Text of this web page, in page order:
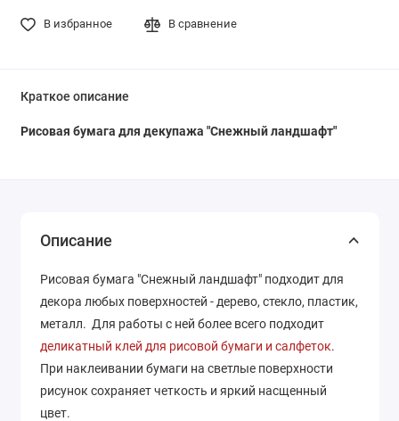
В избранное В сравнение
Краткое описание
Рисовая бумага для декупажа "Снежный ландшафт"
Описание
Рисовая бумага "Снежный ландшафт" подходит для
декора любых поверхностей - дерево, стекло, пластик,
металл. Для работы с ней более всего подходит
деликатный клей для рисовой бумаги и салфеток.
При наклеивании бумаги на светлые поверхности
рисунок сохраняет четкость и яркий насщенный
цвет.